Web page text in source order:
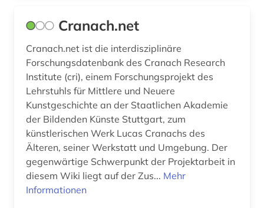
Cranach.net
Cranach.net ist die interdisziplinäre
Forschungsdatenbank des Cranach Research
Institute (cri), einem Forschungsprojekt des
Lehrstuhls für Mittlere und Neuere
Kunstgeschichte an der Staatlichen Akademie
der Bildenden Künste Stuttgart, zum
künstlerischen Werk Lucas Cranachs des
Älteren, seiner Werkstatt und Umgebung. Der
gegenwärtige Schwerpunkt der Projektarbeit in
diesem Wiki liegt auf der Zus... Mehr
Informationen